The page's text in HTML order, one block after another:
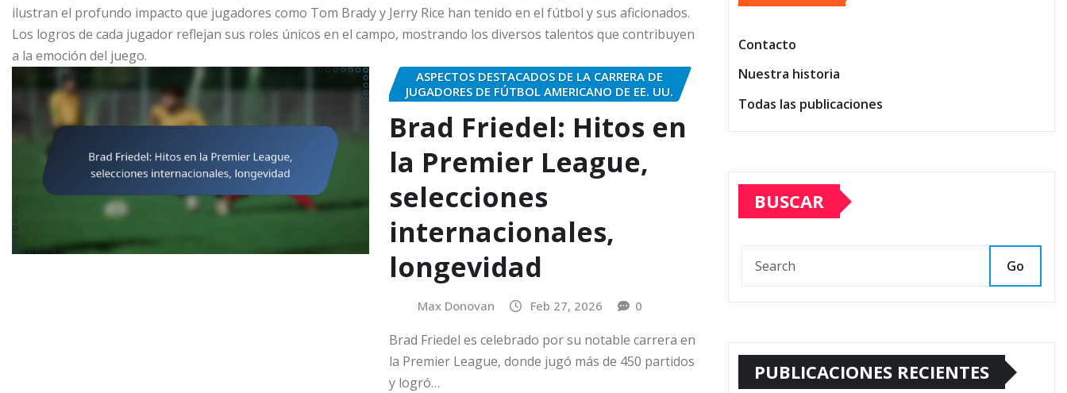
ilustran el profundo impacto que jugadores como Tom Brady y Jerry Rice han tenido en el fútbol y sus aficionados.
Los logros de cada jugador reflejan sus roles únicos en el campo, mostrando los diversos talentos que contribuyen
a la emoción del juego.
ASPECTOS DESTACADOS DE LA CARRERA DE
JUGADORES DE FÚTBOL AMERICANO DE EE. UU.
Brad Friedel: Hitos en
la Premier League,
selecciones
internacionales,
longevidad
Max Donovan Feb 27, 2026 0
Brad Friedel es celebrado por su notable carrera en
la Premier League, donde jugó más de 450 partidos
y logró…
Contacto
Nuestra historia
Todas las publicaciones
BUSCAR
Go
PUBLICACIONES RECIENTES